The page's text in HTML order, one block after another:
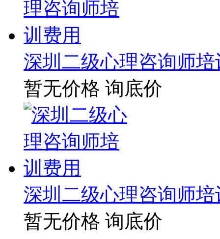
深圳二级心理咨询师
暂无价格 询底价
深圳二级心理咨询师
暂无价格 询底价